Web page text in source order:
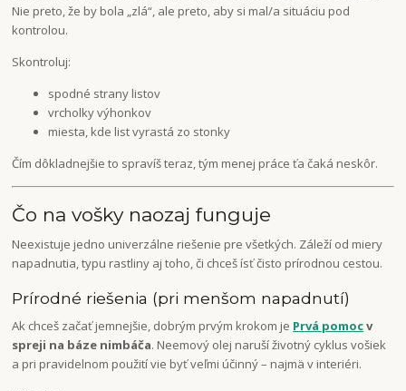
Nie preto, že by bola „zlá“, ale preto, aby si mal/a situáciu pod
kontrolou.
Skontroluj:
spodné strany listov
vrcholky výhonkov
miesta, kde list vyrastá zo stonky
Čím dôkladnejšie to spravíš teraz, tým menej práce ťa čaká neskôr.
Čo na vošky naozaj funguje
Neexistuje jedno univerzálne riešenie pre všetkých. Záleží od miery
napadnutia, typu rastliny aj toho, či chceš ísť čisto prírodnou cestou.
Prírodné riešenia (pri menšom napadnutí)
Ak chceš začať jemnejšie, dobrým prvým krokom je Prvá pomocv
spreji na báze nimbáča. Neemový olej naruší životný cyklus vošiek
a pri pravidelnom použití vie byť veľmi účinný – najmä v interiéri.